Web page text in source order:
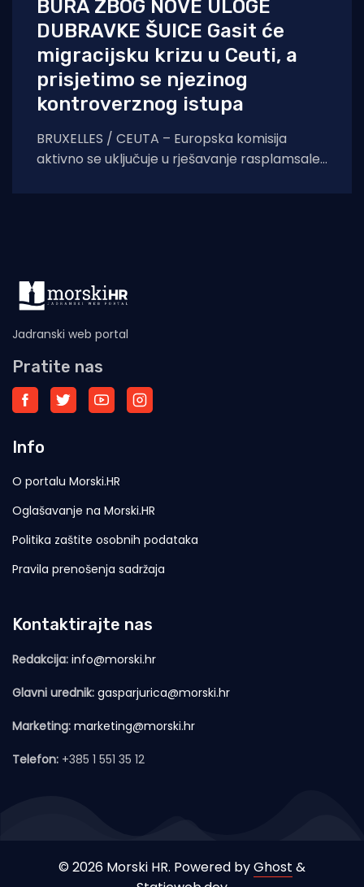
BURA ZBOG NOVE ULOGE
DUBRAVKE ŠUICE Gasit će
migracijsku krizu u Ceuti, a
prisjetimo se njezinog
kontroverznog istupa
BRUXELLES / CEUTA – Europska komisija
aktivno se uključuje u rješavanje rasplamsale
Jadranski web portal
Pratite nas
Info
O portalu Morski.HR
Oglašavanje na Morski.HR
Politika zaštite osobnih podataka
Pravila prenošenja sadržaja
Kontaktirajte nas
Redakcija: info@morski.hr
Glavni urednik: gasparjurica@morski.hr
Marketing: marketing@morski.hr
Telefon: +385 1 551 35 12
© 2026 Morski HR. Powered byGhost &